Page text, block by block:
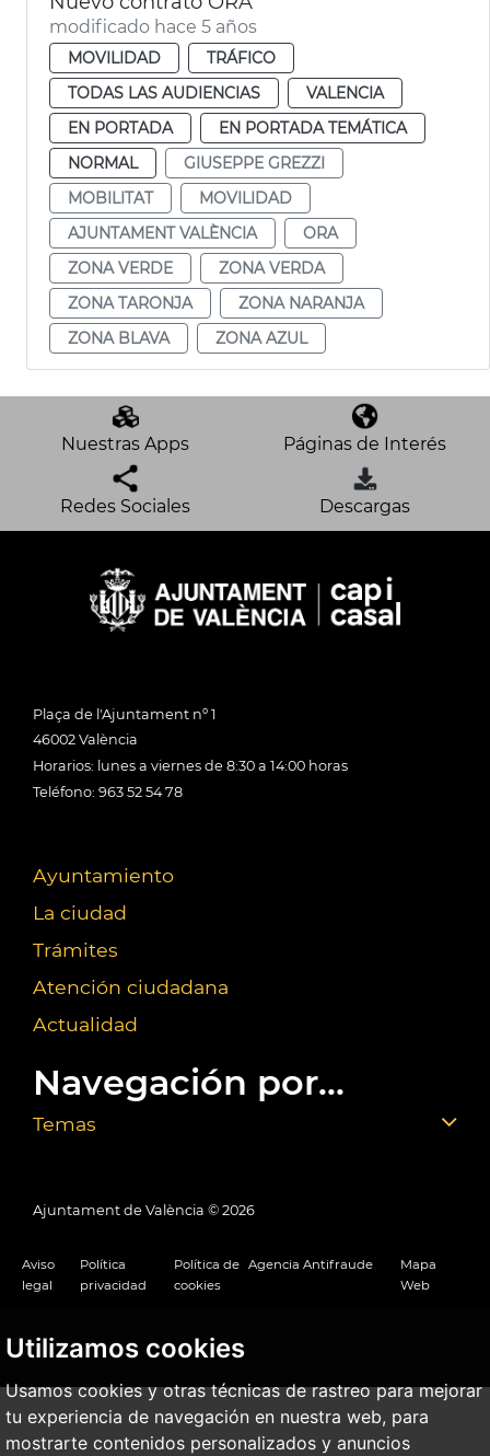
Utilizamos cookies
Usamos cookies y otras técnicas de rastreo para mejorar
tu experiencia de navegación en nuestra web, para
mostrarte contenidos personalizados y anuncios
modificado hace 5 años
MOVILIDAD
TRÁFICO
TODAS LAS AUDIENCIAS
VALENCIA
EN PORTADA
EN PORTADA TEMÁTICA
NORMAL
GIUSEPPE GREZZI
MOBILITAT
MOVILIDAD
AJUNTAMENT VALÈNCIA
ORA
ZONA VERDE
ZONA VERDA
ZONA TARONJA
ZONA NARANJA
ZONA BLAVA
ZONA AZUL
Nuestras Apps Páginas de Interés
Redes Sociales Descargas
Plaça de l'Ajuntament nº 1
46002 València
Horarios: lunes a viernes de 8:30 a 14:00 horas
Teléfono: 963 52 54 78
Ayuntamiento
La ciudad
Trámites
Atención ciudadana
Actualidad
Navegación por...
Temas
Ajuntament de València © 2026
Aviso
legal
Política
privacidad
Política de
cookies
Agencia Antifraude
Mapa
Web